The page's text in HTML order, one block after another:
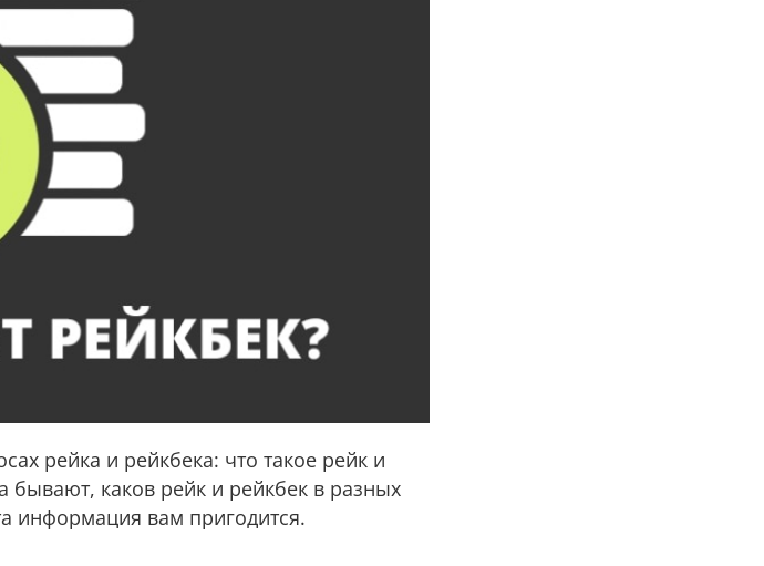
рейка и рейкбека: что такое рейк и
бывают, каков рейк и рейкбек в разных
информация вам пригодится.